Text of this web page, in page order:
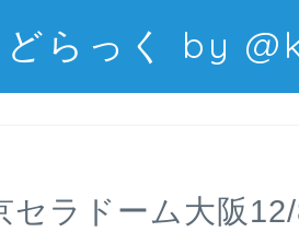
どらっく by
ラドーム大阪